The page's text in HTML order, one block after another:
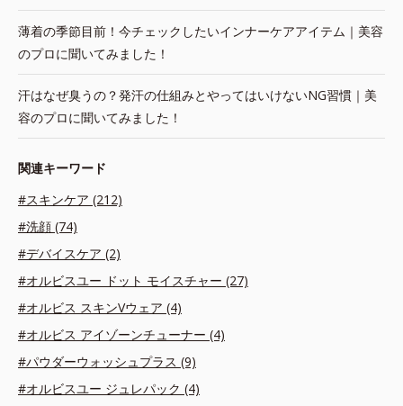
薄着の季節目前！今チェックしたいインナーケアアイテム｜美容
のプロに聞いてみました！
汗はなぜ臭うの？発汗の仕組みとやってはいけないNG習慣｜美
容のプロに聞いてみました！
関連キーワード
#スキンケア (212)
#洗顔 (74)
#デバイスケア (2)
#オルビスユー ドット モイスチャー (27)
#オルビス スキンVウェア (4)
#オルビス アイゾーンチューナー (4)
#パウダーウォッシュプラス (9)
#オルビスユー ジュレパック (4)